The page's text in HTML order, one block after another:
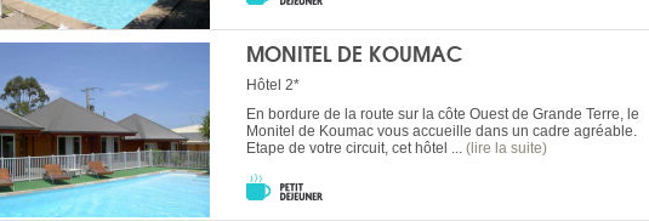
MONITEL DE KOUMAC
Hôtel 2*
En bordure de la route sur la côte Ouest de Grande Terre, le
Monitel de Koumac vous accueille dans un cadre agréable.
Etape de votre circuit, cet hôtel ... (lire la suite)